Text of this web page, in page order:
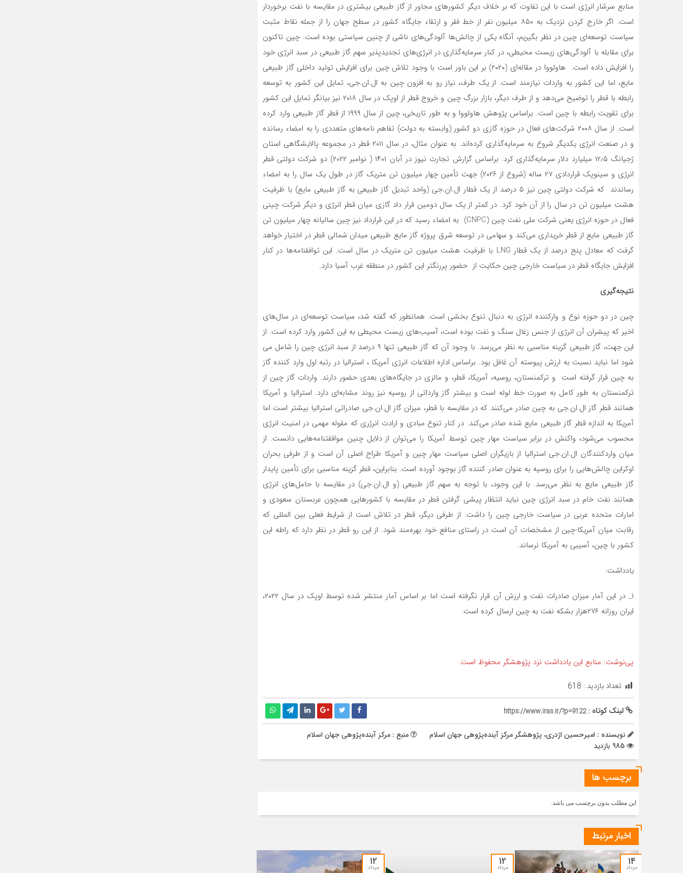
منابع سرشار انرژی است با این تفاوت که بر خلاف دیگر کشورهای مجاور از گاز طبیعی بیشتری در مقایسه با نفت برخوردار
است. اگر خارج کردن نزدیک به ۸۵۰ میلیون نفر از خط فقر و ارتقاء جایگاه کشور در سطح جهان را از جمله نقاط مثبت
سیاست توسعه­‌ای چین در نظر بگیریم، آنگاه یکی از چالش­‌ها آلودگی­‌های ناشی از چنین سیاستی بوده است. چین تاکنون
برای مقابله با آلودگی­‌های زیست محیطی، در کنار سرمایه­‌گذاری در انرژی­‌های تجدیدپذیر سهم گاز طبیعی در سبد انرژی خود
را افزایش داده است. هاولووا در مقاله­‌ای (۲۰۲۰) بر این باور است با وجود تلاش چین برای افزایش تولید داخلی گاز طبیعی
مایع، اما این کشور به واردات نیازمند است. از یک طرف، نیاز رو به افزون چین به ال.ان.جی، تمایل این کشور به توسعه
رابطه با قطر را توضیح می‌­­دهد و از طرف دیگر، بازار بزرگ چین و خروج قطر از اوپک در سال ۲۰۱۸ نیز بیانگر تمایل این کشور
برای تقویت رابطه با چین است. براساس پژوهش هاولووا و به طور تاریخی، چین از سال ۱۹۹۹ از قطر گاز طبیعی وارد کرده
است. از سال ۲۰۰۸ شرکت­‌های فعال در حوزه گازی دو کشور (وابسته به دولت) تفاهم نامه­‌های متعددی را به امضاء رسانده
و در صنعت انرژی یکدیگر شروع به سرمایه­‌گذاری کرده­‌اند. به عنوان مثال، در سال ۲۰۱۱ قطر در مجموعه پالایشگاهی استان
ژجیانگ ۱۲٫۵ میلیارد دلار سرمایه­‌گذاری کرد. براساس گزارش تجارت نیوز در آبان ۱۴۰۱ ( نوامبر ۲۰۲۲) دو شرکت دولتی قطر
انرژی و سینوپک قراردادی ۲۷ ساله (شروع از ۲۰۲۶) جهت تأمین چهار میلیون تن متریک گاز در طول یک سال را به امضاء
رساندند که شرکت دولتی چین نیز ۵ درصد از یک قطار ال.ان.جی (واحد تبدیل گاز طبیعی به گاز طبیعی مایع) با ظرفیت
هشت میلیون تن در سال را از آن خود کرد. در کمتر از یک سال دومین قرار داد گازی میان قطر انرژی و دیگر شرکت چینی
فعال در حوزه انرژی یعنی شرکت ملی نفت چین (CNPC) به امضاء رسید که در این قرارداد نیز چین سالیانه چهار میلیون تن
گاز طبیعی مایع از قطر خریداری می­‌کند و سهامی در توسعه شرق پروژه گاز مایع طبیعی میدان شمالی قطر در اختیار خواهد
گرفت که معادل پنج درصد از یک قطار LNG با ظرفیت هشت میلیون تن متریک در سال است. این توافقنامه­‌ها در کنار
افزایش جایگاه قطر در سیاست خارجی چین حکایت از حضور پررنگ­تر این کشور در منطقه غرب آسیا دارد.
نتیجه‌گیری
چین در دو حوزه نوع و وارکننده انرژی به دنبال تنوع بخشی است. همانطور که گفته شد، سیاست توسعه­‌ای در سال­‌های
اخیر که پیشران آن انرژی از جنس زغال سنگ و نفت بوده است، آسیب­‌های زیست محیطی به این کشور وارد کرده است. از
این جهت، گاز طبیعی گزینه مناسبی به نظر می‌رسد. با وجود آن که گاز طبیعی تنها ۹ درصد از سبد انرژی چین را شامل می­‌
شود اما نباید نسبت به ارزش پیوسته آن غافل بود. براساس اداره اطلاعات انرژی آمریکا ، استرالیا در رتبه اول وارد کننده گاز
به چین قرار گرفته است و ترکمنستان، روسیه، آمریکا، قطر، و مالزی در جایگاه‌­های بعدی حضور دارند. واردات گاز چین از
ترکمنستان به طور کامل به صورت خط لوله است و بیشتر گاز وارداتی از روسیه نیز روند مشابه­‌ای دارد. استرالیا و آمریکا
همانند قطر گاز ال.ان.جی به چین صادر می‌­کنند که در مقایسه با قطر، میزان گاز ال.ان.جی صادراتی استرالیا بیشتر است اما
آمریکا به اندازه قطر گاز طبیعی مایع شده صادر می‌­کند. در کنار تنوع مبادی و ارادت انرژری که مقوله مهمی در امنیت انرژی
محسوب می­‌شود، واکنش در برابر سیاست مهار چین توسط آمریکا را می­‌توان از دلایل چنین موافقتنامه­‌هایی دانست. از
میان واردکنندگان ال.ان.جی استرالیا از بازیگران اصلی سیاست مهار چین و آمریکا طراح اصلی آن است و از طرفی بحران
اوکراین چالش‌­هایی را برای روسیه به عنوان صادر کننده گاز بوجود آورده است. بنابراین، قطر گزینه مناسبی برای تأمین پایدار
گاز طبیعی مایع به نظر می‌­رسد. با این وجود، با توجه به سهم گاز طبیعی (و ال.ان.جی) در مقایسه با حامل­­‌های انرژی
همانند نفت خام در سبد انرژی چین نباید انتظار پیشی گرفتن قطر در مقایسه با کشورهایی همچون عربستان سعودی و
امارات متحده عربی در سیاست خارجی چین را داشت. از طرفی دیگر، قطر در تلاش است از شرایط فعلی بین المللی که
رقابت میان آمریکا-چین از مشخصات آن است در راستای منافع خود بهره­‌مند شود. از این رو قطر در نظر دارد که راطه این
کشور با چین، آسیبی به آمریکا نرساند.
یادداشت:
۱_ در این آمار میزان صادرات نفت و ارزش آن قرار نگرفته است اما بر اساس آمار منتشر شده توسط اوپک در سال ۲۰۲۲،
ایران روزانه ۲۷۶هزار بشکه نفت به چین ارسال کرده است.
پی‌نوشت: منابع این یادداشت نزد پژوهشگر محفوظ است.
تعداد بازدید : 618
لینک کوتاه :https://www.iras.ir/?p=9122
نویسنده : امیرحسین اژدری، پژوهشگر مرکز آینده‌پژوهی جهان اسلام
منبع : مرکز آینده‌پژوهی جهان اسلام
برچسب ها
این مطلب بدون برچسب می باشد.
اخبار مرتبط
۱۴
مرداد ۱۲
مرداد ۱۲
مرداد